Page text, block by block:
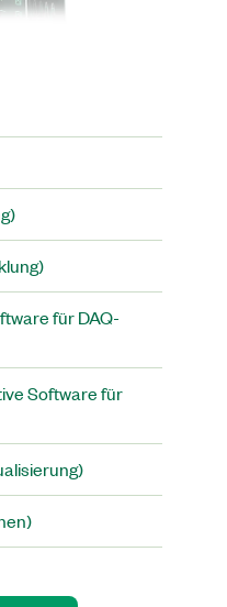
für DAQ-
Software für